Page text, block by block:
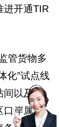
进开通TIR
管货物多
化”试点线
间以及口
口岸属地